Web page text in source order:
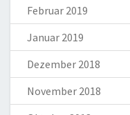
Februar 2019
Januar 2019
Dezember 2018
November 2018